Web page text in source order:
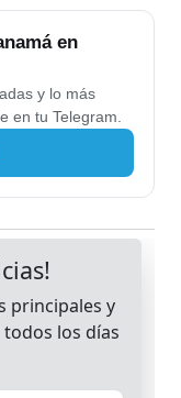
en
y lo más
en tu Telegram.